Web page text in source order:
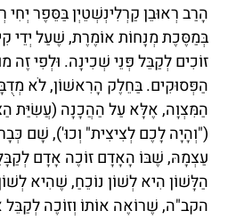
הָרַב רְאוּבֵן קַרְלִינְשְׁטֵיְן בַּסֵּפֶר יְחִי
בְּמַסֶּכֶת מְנָחוֹת אוֹמֶרֶת, שֶׁעַל יְדֵי
זוֹכִים לְקַבֵּל פְּנֵי שְׁכִינָה. וּלְפִי זֶה
הַפְּסוּקִים. בַּחֵלֶק הָרִאשׁוֹן, לֹא
הַמִּצְוָה, אֶלָּא עַל הַהֲכָנָה (עֲשִׂיַּת
("וְהָיָה לָכֶם לְצִיצִית" וְכוּ'), שָׁם
עַצְמָהּ, שֶׁבּוֹ הָאָדָם זוֹכֶה אָדָם
הַלָּשׁוֹן הִיא לְשׁוֹן נוֹכֵחַ, שֶׁהִיא
הקב"ה, שֶׁרוֹאֶה אוֹתוֹ וְזוֹכֶה